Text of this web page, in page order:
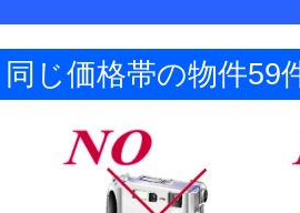
同じ価格帯の物件59